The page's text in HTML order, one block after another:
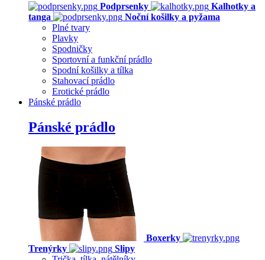
Podprsenky
Kalhotky a
tanga
Noční košilky a pyžama
Plné tvary
Plavky
Spodničky
Sportovní a funkční prádlo
Spodní košilky a tílka
Stahovací prádlo
Erotické prádlo
Pánské prádlo
Pánské prádlo
Boxerky
Trenýrky
Slipy